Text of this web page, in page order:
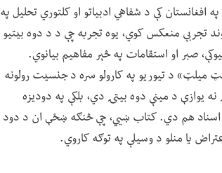
کې د شفاهي ادبیاتو او کلتوري تحلیل په
تجربې منعکس کوي، یوه تجربه چې د د دوه بیتیو
صبر او استقامات په څېر مفاهیم بیانوي.
میلټ» د تیوریو په کارولو سره د جنسیت رولونه
یوازې د مینې دوه بیتۍ دي، بلکې په دودیزه
اسناد هم دي. کتاب ښيي، چې څنګه ښځې ان د دود
یا منلو د وسیلې په توګه کاروي.